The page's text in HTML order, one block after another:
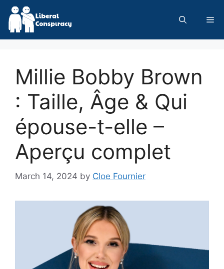
Skip
content
Millie Bobby Brown
: Taille, Âge & Qui
épouse-t-elle –
Aperçu complet
March 14, 2024 by Cloe Fournier